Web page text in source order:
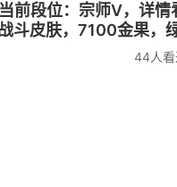
前段位：宗师V，详情
斗皮肤，7100金果，
44人看